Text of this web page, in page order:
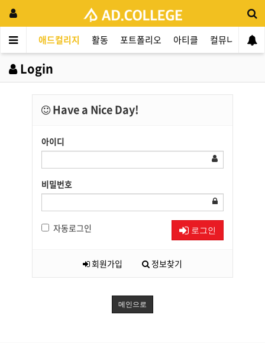
애드컬리지 활동 포트폴리오 아티클 컬뮤니티
Login
Have a Nice Day!
아이디
비밀번호
자동로그인 로그인
회원가입 정보찾기
메인으로